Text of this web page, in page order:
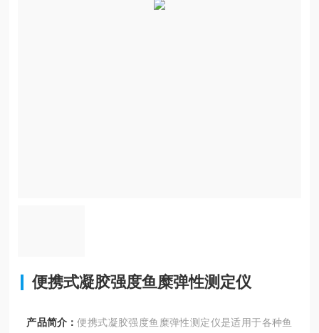
便携式凝胶强度鱼糜弹性测定仪
产品简介：便携式凝胶强度鱼糜弹性测定仪是适用于各种鱼